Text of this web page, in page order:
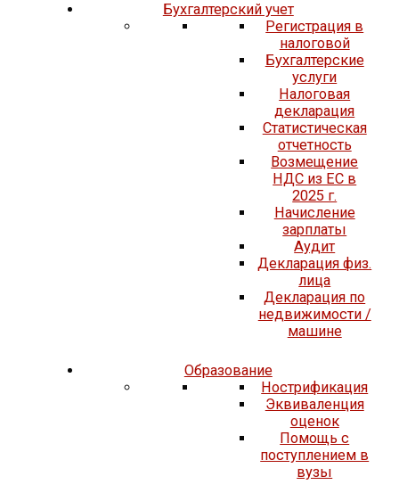
Бухгалтерский учет
Регистрация в
налоговой
Бухгалтерские
услуги
Налоговая
декларация
Статистическая
отчетность
Возмещение
НДС из ЕС в
2025 г.
Начисление
зарплаты
Аудит
Декларация физ.
лица
Декларация по
недвижимости /
машине
Образование
Нострификация
Эквиваленция
оценок
Помощь с
поступлением в
вузы